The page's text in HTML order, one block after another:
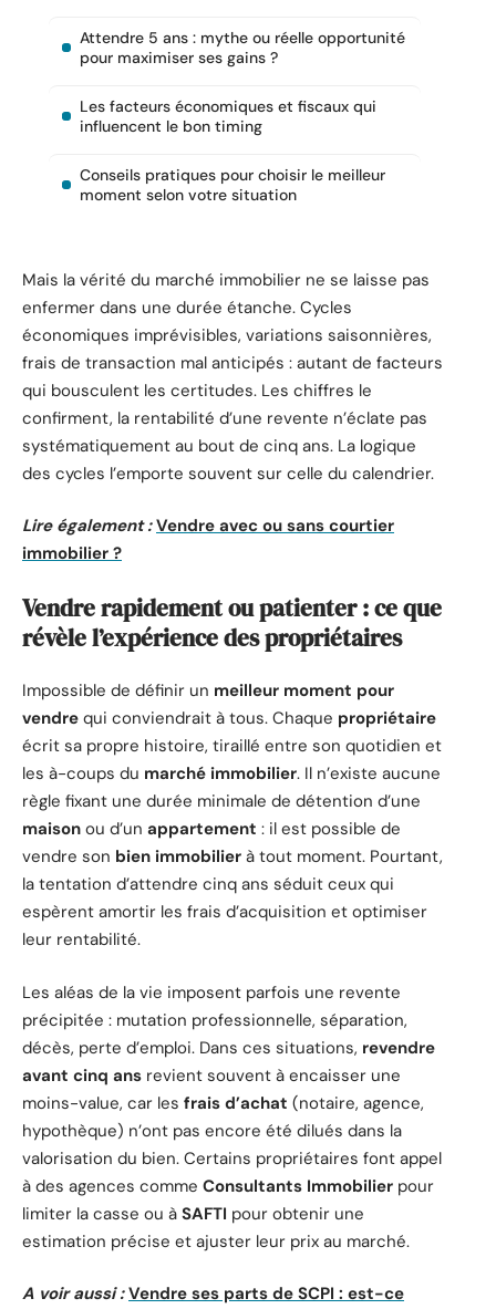
Attendre 5 ans : mythe ou réelle opportunité
pour maximiser ses gains ?
Les facteurs économiques et fiscaux qui
influencent le bon timing
Conseils pratiques pour choisir le meilleur
moment selon votre situation
Mais la vérité du marché immobilier ne se laisse pas
enfermer dans une durée étanche. Cycles
économiques imprévisibles, variations saisonnières,
frais de transaction mal anticipés : autant de facteurs
qui bousculent les certitudes. Les chiffres le
confirment, la rentabilité d’une revente n’éclate pas
systématiquement au bout de cinq ans. La logique
des cycles l’emporte souvent sur celle du calendrier.
Lire également : Vendre avec ou sans courtier
immobilier ?
Vendre rapidement ou patienter : ce que
révèle l’expérience des propriétaires
Impossible de définir un meilleur moment pour
vendre qui conviendrait à tous. Chaque propriétaire
écrit sa propre histoire, tiraillé entre son quotidien et
les à-coups du marché immobilier. Il n’existe aucune
règle fixant une durée minimale de détention d’une
maison ou d’un appartement : il est possible de
vendre son bien immobilier à tout moment. Pourtant,
la tentation d’attendre cinq ans séduit ceux qui
espèrent amortir les frais d’acquisition et optimiser
leur rentabilité.
Les aléas de la vie imposent parfois une revente
précipitée : mutation professionnelle, séparation,
décès, perte d’emploi. Dans ces situations, revendre
avant cinq ans revient souvent à encaisser une
moins-value, car les frais d’achat (notaire, agence,
hypothèque) n’ont pas encore été dilués dans la
valorisation du bien. Certains propriétaires font appel
à des agences comme Consultants Immobilier pour
limiter la casse ou à SAFTI pour obtenir une
estimation précise et ajuster leur prix au marché.
A voir aussi : Vendre ses parts de SCPI : est-ce